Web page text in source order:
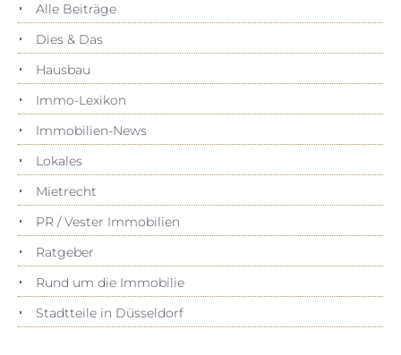
Alle Beiträge
Dies & Das
Hausbau
Immo-Lexikon
Immobilien-News
Lokales
Mietrecht
PR / Vester Immobilien
Ratgeber
Rund um die Immobilie
Stadtteile in Düsseldorf